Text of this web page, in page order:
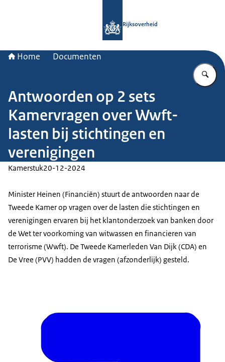
Rijksoverheid
Home Documenten
Antwoorden op 2 sets
Kamervragen over Wwft-
lasten bij stichtingen en
verenigingen
Kamerstuk20-12-2024
Minister Heinen (Financiën) stuurt de antwoorden naar de
Tweede Kamer op vragen over de lasten die stichtingen en
verenigingen ervaren bij het klantonderzoek van banken door
de Wet ter voorkoming van witwassen en financieren van
terrorisme (Wwft). De Tweede Kamerleden Van Dijk (CDA) en
De Vree (PVV) hadden de vragen (afzonderlijk) gesteld.